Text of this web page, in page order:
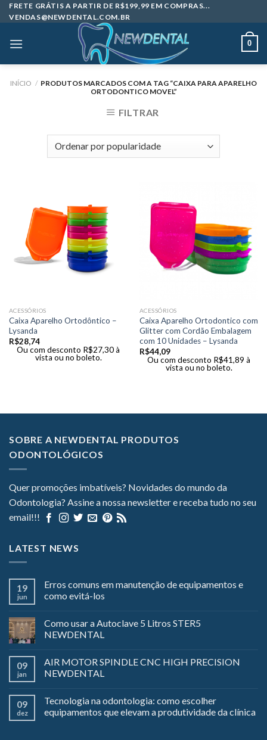
Skip
to
FRETE GRÁTIS A PARTIR DE R$199,99 EM COMPRAS...
VENDAS@NEWDENTAL.COM.BR
0
INÍCIO / PRODUTOS MARCADOS COM A TAG “CAIXA PARA APARELHO
ORTODONTICO MOVEL”
FILTRAR
ACESSÓRIOS
Caixa Aparelho Ortodôntico –
Lysanda
R$28,74
Ou com desconto R$27,30à
vista ou no boleto.
ACESSÓRIOS
Caixa Aparelho Ortodontico com
Glitter com Cordão Embalagem
com 10 Unidades – Lysanda
R$44,09
Ou com desconto R$41,89 à
vista ou no boleto.
SOBRE A NEWDENTAL PRODUTOS
ODONTOLÓGICOS
Quer promoções imbatíveis? Novidades do mundo da
Odontologia? Assine a nossa newsletter e receba tudo no seu
email!!!
LATEST NEWS
19
jun
Erros comuns em manutenção de equipamentos e
como evitá-los
Como usar a Autoclave 5 Litros STER5
NEWDENTAL
09
jan
AIR MOTOR SPINDLE CNC HIGH PRECISION
NEWDENTAL
09
dez
Tecnologia na odontologia: como escolher
equipamentos que elevam a produtividade da clínica